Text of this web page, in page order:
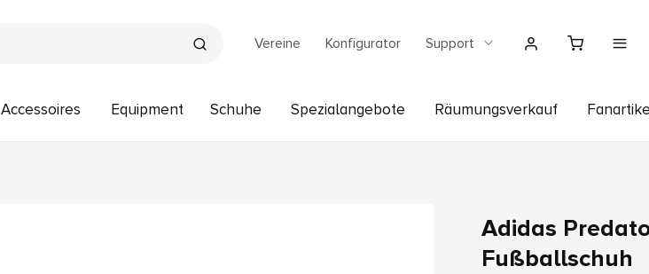
Vereine Konfigurator Support
Accessoires Equipment Schuhe Spezialangebote Räumungsverkauf
Adidas
Fußballschuh